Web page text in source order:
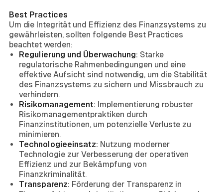
Best Practices
Um die Integrität und Effizienz des Finanzsystems zu
gewährleisten, sollten folgende Best Practices
beachtet werden:
Regulierung und Überwachung: Starke
regulatorische Rahmenbedingungen und eine
effektive Aufsicht sind notwendig, um die Stabilität
des Finanzsystems zu sichern und Missbrauch zu
verhindern.
Risikomanagement: Implementierung robuster
Risikomanagementpraktiken durch
Finanzinstitutionen, um potenzielle Verluste zu
minimieren.
Technologieeinsatz: Nutzung moderner
Technologie zur Verbesserung der operativen
Effizienz und zur Bekämpfung von
Finanzkriminalität.
Transparenz: Förderung der Transparenz in